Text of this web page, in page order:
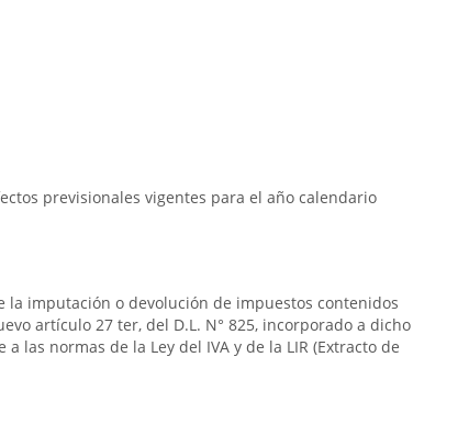
previsionales vigentes para el año calendario
imputación o devolución de impuestos contenidos
artículo 27 ter, del D.L. N° 825, incorporado a dicho
las normas de la Ley del IVA y de la LIR (Extracto de